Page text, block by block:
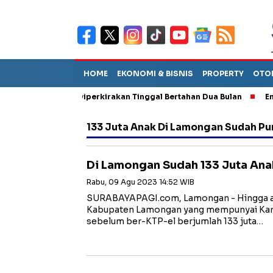
HOME EKONOMI & BISNIS PROPERTY
Sebut TPA Diperkirakan Tinggal Bertahan Dua Bulan Empat
133 Juta Anak Di Lamongan Sudah
Di Lamongan Sudah 133 Juta
Rabu, 09 Agu 2023 14:52 WIB
SURABAYAPAGI.com, Lamongan - Hingga
Kabupaten Lamongan yang mempunyai
sebelum ber-KTP-el berjumlah 133 juta…